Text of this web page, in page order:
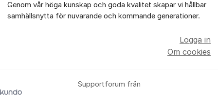
Genom vår höga kunskap och goda kvalitet skapar vi hållbar
samhällsnytta för nuvarande och kommande generationer.
Supportforum från
Logga in
Om cookies